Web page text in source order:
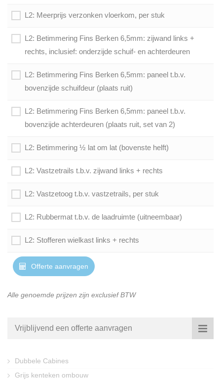
L2: Meerprijs verzonken vloerkom, per stuk
L2: Betimmering Fins Berken 6,5mm: zijwand links +
rechts, inclusief: onderzijde schuif- en achterdeuren
L2: Betimmering Fins Berken 6,5mm: paneel t.b.v.
bovenzijde schuifdeur (plaats ruit)
L2: Betimmering Fins Berken 6,5mm: paneel t.b.v.
bovenzijde achterdeuren (plaats ruit, set van 2)
L2: Betimmering ½ lat om lat (bovenste helft)
L2: Vastzetrails t.b.v. zijwand links + rechts
L2: Vastzetoog t.b.v. vastzetrails, per stuk
L2: Rubbermat t.b.v. de laadruimte (uitneembaar)
L2: Stofferen wielkast links + rechts
Offerte aanvragen
Alle genoemde prijzen zijn exclusief BTW
Vrijblijvend een offerte aanvragen
Dubbele Cabines
Grijs kenteken ombouw